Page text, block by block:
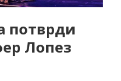
потврди
Лопез